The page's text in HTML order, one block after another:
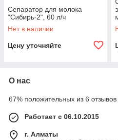
Сепаратор для молока
"Сибирь-2", 60 л/ч
Нет в наличии
Цену уточняйте
О нас
67% положительных из 6 отзывов
Работает с 06.10.2015
г. Алматы